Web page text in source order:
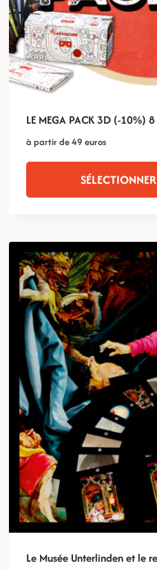
LE MEGA PACK 3D (-10%)
à partir de 49 euros
Le Musée Unterlinden et le